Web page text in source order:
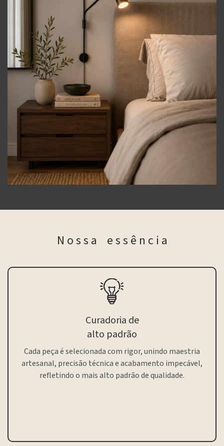
N o s s a e s s ê n c i a
Curadoria de
alto padrão
Cada peça é selecionada com rigor, unindo maestria
artesanal, precisão técnica e acabamento impecável,
refletindo o mais alto padrão de qualidade.